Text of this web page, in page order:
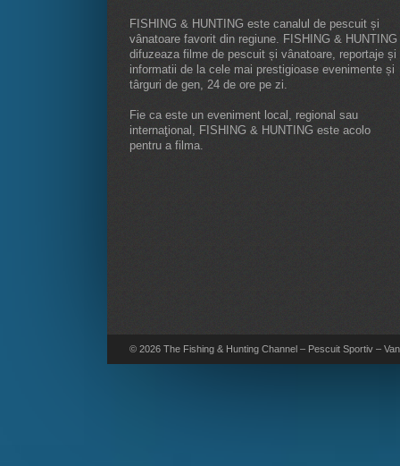
FISHING & HUNTING este canalul de pescuit și
vânatoare favorit din regiune. FISHING & HUNTING
difuzeaza filme de pescuit și vânatoare, reportaje și
informatii de la cele mai prestigioase evenimente și
târguri de gen, 24 de ore pe zi.
Fie ca este un eveniment local, regional sau
internaţional, FISHING & HUNTING este acolo
pentru a filma.
© 2026 The Fishing & Hunting Channel – Pescuit Sportiv –